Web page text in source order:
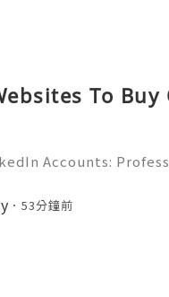
To
Accounts:
&
:+1
53分鐘前